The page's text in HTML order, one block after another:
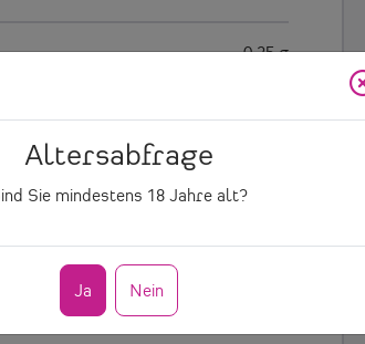
Altersabfrage
Sie mindestens 18Jahre alt?
Ja Nein
0.25 g
von Fett, gesättigten
(RTK) ,
Sulfite, E242